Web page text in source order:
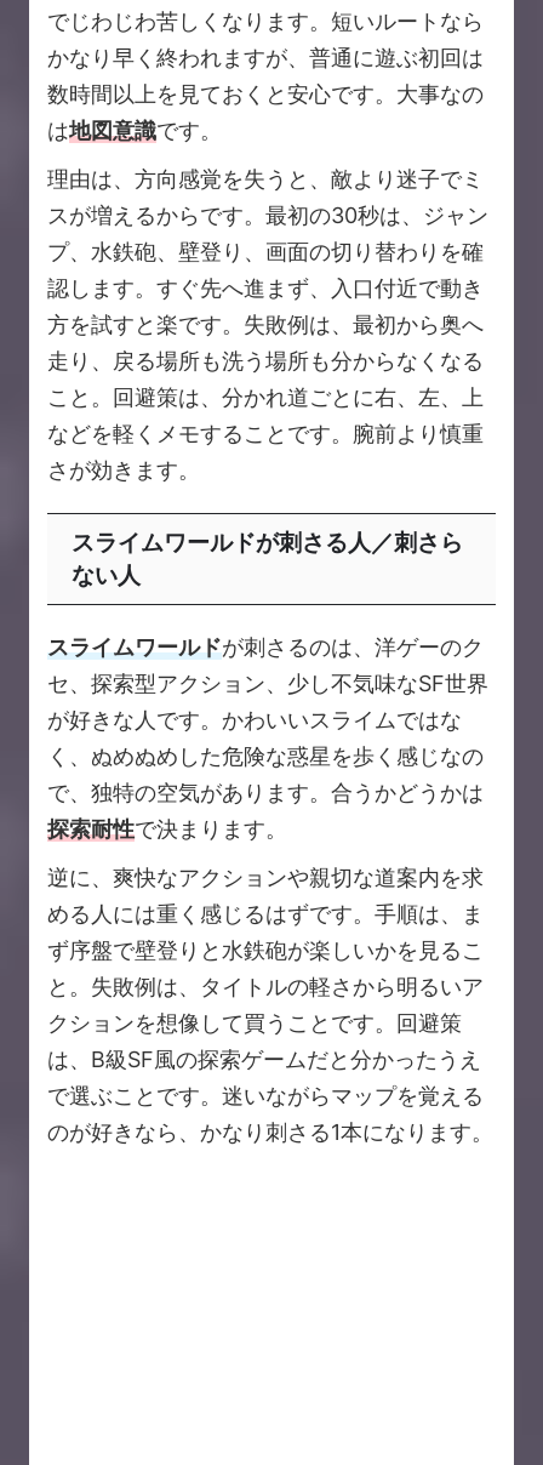
でじわじわ苦しくなります。短いルートなら
かなり早く終われますが、普通に遊ぶ初回は
数時間以上を見ておくと安心です。大事なの
は地図意識です。
理由は、方向感覚を失うと、敵より迷子でミ
スが増えるからです。最初の30秒は、ジャン
プ、水鉄砲、壁登り、画面の切り替わりを確
認します。すぐ先へ進まず、入口付近で動き
方を試すと楽です。失敗例は、最初から奥へ
走り、戻る場所も洗う場所も分からなくなる
こと。回避策は、分かれ道ごとに右、左、上
などを軽くメモすることです。腕前より慎重
さが効きます。
スライムワールドが刺さる人／刺さら
ない人
スライムワールドが刺さるのは、洋ゲーのク
セ、探索型アクション、少し不気味なSF世界
が好きな人です。かわいいスライムではな
く、ぬめぬめした危険な惑星を歩く感じなの
で、独特の空気があります。合うかどうかは
探索耐性で決まります。
逆に、爽快なアクションや親切な道案内を求
める人には重く感じるはずです。手順は、ま
ず序盤で壁登りと水鉄砲が楽しいかを見るこ
と。失敗例は、タイトルの軽さから明るいア
クションを想像して買うことです。回避策
は、B級SF風の探索ゲームだと分かったうえ
で選ぶことです。迷いながらマップを覚える
のが好きなら、かなり刺さる1本になります。